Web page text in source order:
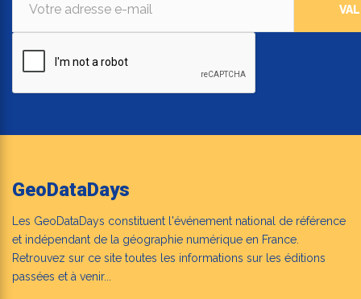
GeoDataDays
Les GeoDataDays constituent l'événement national de référence
et indépendant de la géographie numérique en France.
Retrouvez sur ce site toutes les informations sur les éditions
passées et à venir...